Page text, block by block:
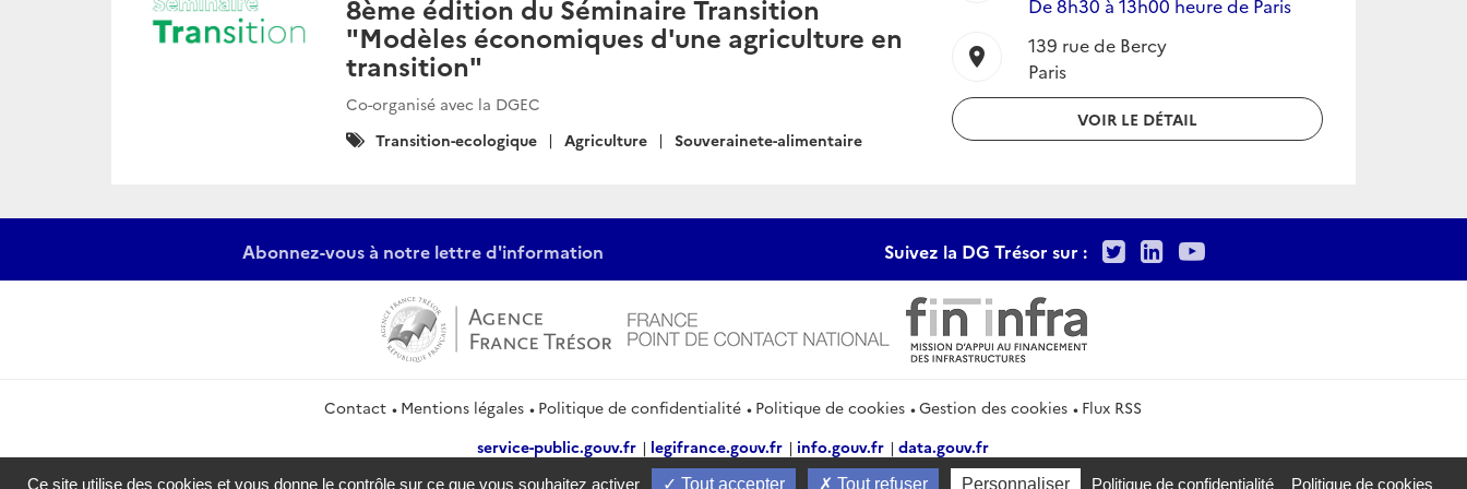
8ème édition du Séminaire Transition
"Modèles économiques d'une agriculture en
transition"
Co-organisé avec la DGEC
Catégories
Transition-ecologique Agriculture Souverainete-alimentaire
De 8h30 à 13h00 heure de Paris
location_on
139 rue de Bercy
Paris
VOIR LE DÉTAIL
Abonnez-vous à notre lettre d'information Suivez la DG Trésor sur : TwitterLinkedIn
Youtube
Contact Mentions légales Politique de confidentialité Politique de cookies Gestion des cookies
Flux RSS
service-public.gouv.fr
legifrance.gouv.fr info.gouv.fr
data.gouv.fr
Ce site utilise des cookies et vous donne le contrôle sur ce que vous souhaitez activer Tout accepter Tout refuser Personnaliser Politique de confidentialité Politique de cookies